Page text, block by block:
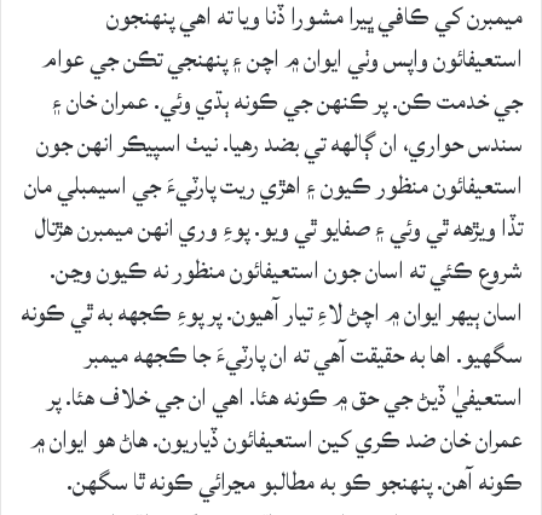
ميمبرن کي ڪافي ڀيرا مشورا ڏنا ويا ته اهي پنهنجون
استعيفائون واپس وٺي ايوان ۾ اچن ۽ پنهنجي تڪن جي عوام
جي خدمت ڪن. پر ڪنهن جي ڪونه ٻڌي وئي. عمران خان ۽
سندس حواري، ان ڳالهه تي بضد رهيا. نيٺ اسپيڪر انهن جون
استعيفائون منظور ڪيون ۽ اهڙي ريت پارٽيءَ جي اسيمبلي مان
تڏا ويڙهه ٿي وئي ۽ صفايو ٿي ويو. پوءِ وري انهن ميمبرن هڙتال
شروع ڪئي ته اسان جون استعيفائون منظور نه ڪيون وڃن.
اسان ٻيهر ايوان ۾ اچڻ لاءِ تيار آهيون. پر پوءِ ڪجهه به ٿي ڪونه
سگهيو. اها به حقيقت آهي ته ان پارٽيءَ جا ڪجهه ميمبر
استعيفيٰ ڏيڻ جي حق ۾ ڪونه هئا. اهي ان جي خلاف هئا. پر
عمران خان ضد ڪري کين استعيفائون ڏياريون. هاڻ هو ايوان ۾
ڪونه آهن. پنهنجو ڪو به مطالبو مڃرائي ڪونه ٿا سگهن.